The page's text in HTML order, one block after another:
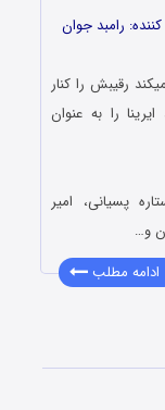
رقیبش را کنار
را به عنوان
پسیانی، امیر
و…
ادامه مطلب